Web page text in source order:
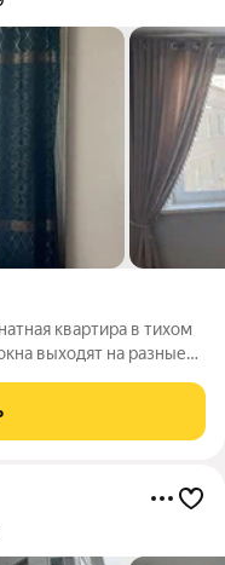
квартира в тихом
выходят на разные
Благоустроенный